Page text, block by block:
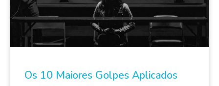
Os 10 Maiores Golpes Aplicados